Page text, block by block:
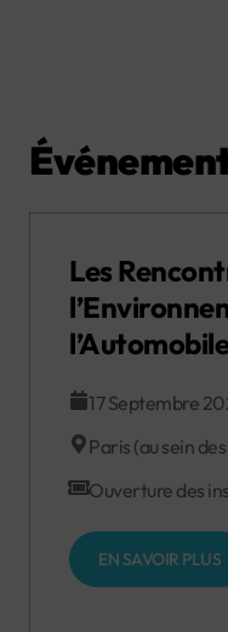
Les
l’Automobile
17 Septembre
Paris (au sein
Ouverture des
EN SAVOIR PLUS